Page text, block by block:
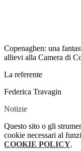
Copenaghen: una
allievi alla Camera di
La referente
Federica Travagin
Notizie
Questo sito o gli
cookie necessari al
COOKIE POLICY.